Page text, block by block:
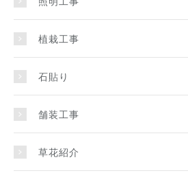
植栽工事
石貼り
舗装工事
草花紹介